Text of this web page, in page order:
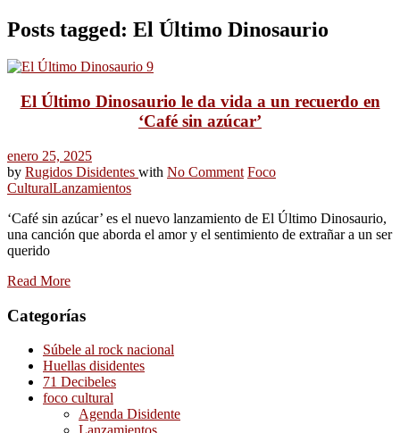
Posts tagged: El Último Dinosaurio
El Último Dinosaurio le da vida a un recuerdo en
‘Café sin azúcar’
enero 25, 2025
by Rugidos Disidentes with No Comment Foco
CulturalLanzamientos
‘Café sin azúcar’ es el nuevo lanzamiento de El Último Dinosaurio,
una canción que aborda el amor y el sentimiento de extrañar a un ser
querido
Read More
Categorías
Súbele al rock nacional
Huellas disidentes
71 Decibeles
foco cultural
Agenda Disidente